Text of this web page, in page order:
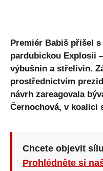
Premiér Babiš přišel
pardubickou Explosii
výbušnin a střelivin.
prostřednictvím
návrh zareagovala
Černochová, v koalici
Chcete objevit
Prohlédněte si